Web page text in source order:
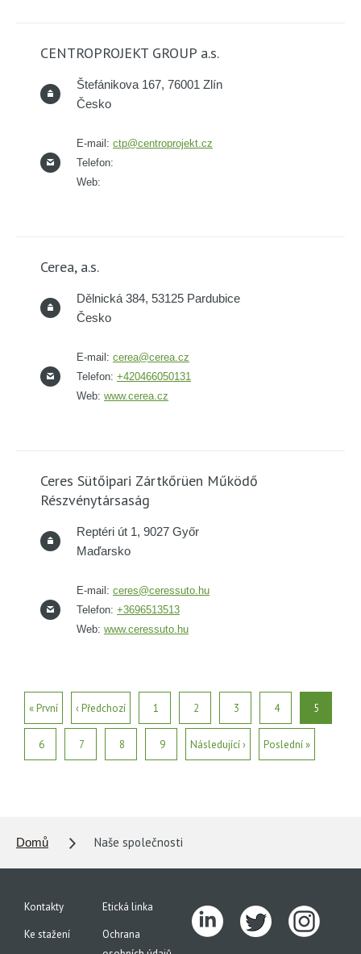
CENTROPROJEKT GROUP a.s.
Štefánikova 167, 76001 Zlín
Česko
E-mail: ctp@centroprojekt.cz
Telefon:
Web:
Cerea, a.s.
Dělnická 384, 53125 Pardubice
Česko
E-mail: cerea@cerea.cz
Telefon: +420466050131
Web: www.cerea.cz
Ceres Sütőipari Zártkőrüen Működő
Részvénytársaság
Reptéri út 1, 9027 Győr
Maďarsko
E-mail: ceres@ceressuto.hu
Telefon: +3696513513
Web: www.ceressuto.hu
« První ‹ Předchozí 1 2 3 4 5
6 7 8 9 Následující › Poslední »
Domů Naše společnosti
Kontakty
Etická linka
Ke stažení
Ochrana